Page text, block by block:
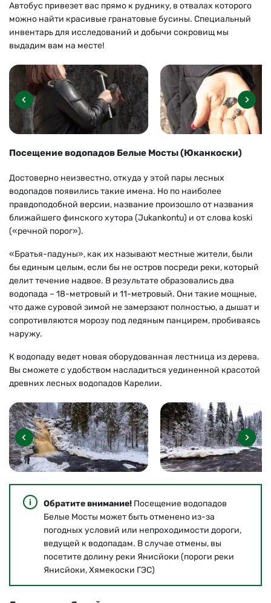
Автобус привезет вас прямо к руднику, в отвалах которого
можно найти красивые гранатовые бусины. Специальный
инвентарь для исследований и добычи сокровищ мы
выдадим вам на месте!
Посещение водопадов Белые Мосты (Юканкоски)
Достоверно неизвестно, откуда у этой пары лесных
водопадов появились такие имена. Но по наиболее
правдоподобной версии, название произошло от названия
ближайшего финского хутора (Jukankontu) и от слова koski
(«речной порог»).
«Братья-падуны», как их называют местные жители, были
бы единым целым, если бы не остров посреди реки, который
делит течение надвое. В результате образовались два
водопада – 18-метровый и 11-метровый. Они такие мощные,
что даже суровой зимой не замерзают полностью, а дышат и
сопротивляются морозу под ледяным панцирем, пробиваясь
наружу.
К водопаду ведет новая оборудованная лестница из дерева.
Вы сможете с удобством насладиться уединенной красотой
древних лесных водопадов Карелии.
Обратите внимание! Посещение водопадов
Белые Мосты может быть отменено из-за
погодных условий или непроходимости дороги,
ведущей к водопадам. В случае отмены, вы
посетите долину реки Янисйоки (пороги реки
Янисйоки, Хямекоски ГЭС)